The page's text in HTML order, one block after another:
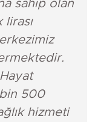
sahip olan
lirası
500
hizmeti